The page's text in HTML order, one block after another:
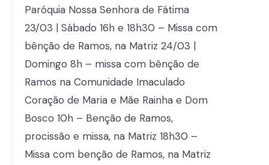
Paróquia Nossa Senhora de Fátima
23/03 | Sábado 16h e 18h30 – Missa com
bênção de Ramos, na Matriz 24/03 |
Domingo 8h – missa com bênção de
Ramos na Comunidade Imaculado
Coração de Maria e Mãe Rainha e Dom
Bosco 10h – Benção de Ramos,
procissão e missa, na Matriz 18h30 –
Missa com benção de Ramos, na Matriz